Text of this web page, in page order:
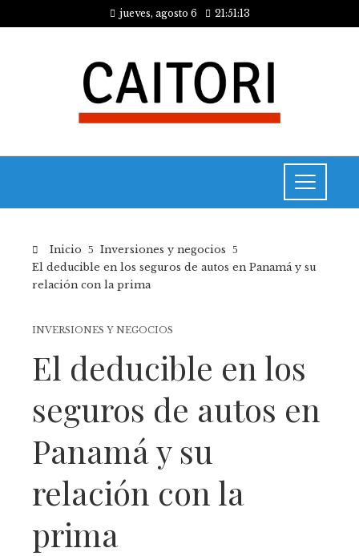
jueves, agosto 6 21:51:13
Inicio
Inversiones y negocios
El deducible en los seguros de autos en Panamá y su
relación con la prima
INVERSIONES Y NEGOCIOS
El deducible en los
seguros de autos en
Panamá y su
relación con la
prima